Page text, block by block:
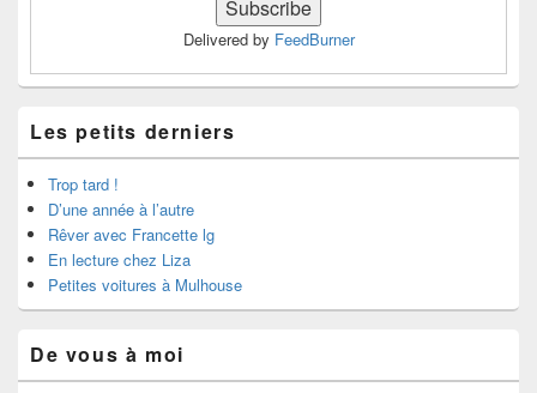
Delivered by FeedBurner
Les petits derniers
Trop tard !
D’une année à l’autre
Rêver avec Francette lg
En lecture chez Liza
Petites voitures à Mulhouse
De vous à moi